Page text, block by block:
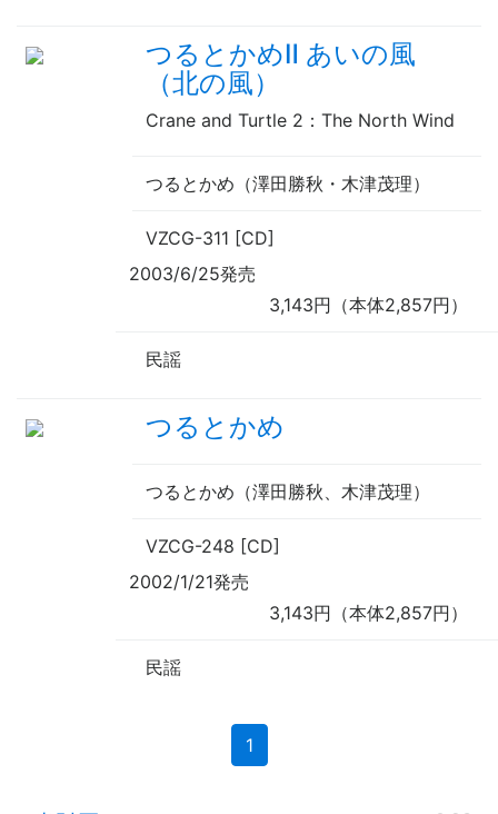
つるとかめⅡ あいの風
（北の風）
Crane and Turtle 2：The North Wind
つるとかめ（澤田勝秋・木津茂理）
VZCG-311 [CD]
2003/6/25発売
3,143円（本体2,857円）
民謡
つるとかめ
つるとかめ（澤田勝秋、木津茂理）
VZCG-248 [CD]
2002/1/21発売
3,143円（本体2,857円）
民謡
1(current)